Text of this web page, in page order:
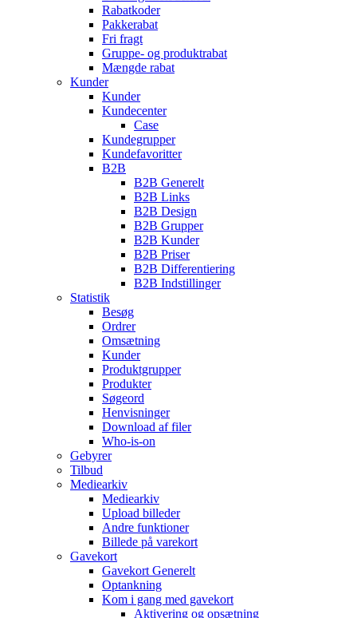
Rabatkoder
Pakkerabat
Fri fragt
Gruppe- og produktrabat
Mængde rabat
Kunder
Kunder
Kundecenter
Case
Kundegrupper
Kundefavoritter
B2B
B2B Generelt
B2B Links
B2B Design
B2B Grupper
B2B Kunder
B2B Priser
B2B Differentiering
B2B Indstillinger
Statistik
Besøg
Ordrer
Omsætning
Kunder
Produktgrupper
Produkter
Søgeord
Henvisninger
Download af filer
Who-is-on
Gebyrer
Tilbud
Mediearkiv
Mediearkiv
Upload billeder
Andre funktioner
Billede på varekort
Gavekort
Gavekort Generelt
Optankning
Kom i gang med gavekort
Aktivering og opsætning